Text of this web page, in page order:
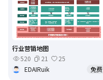
行业营销地图
520
21
25
EDAIRuik
免费